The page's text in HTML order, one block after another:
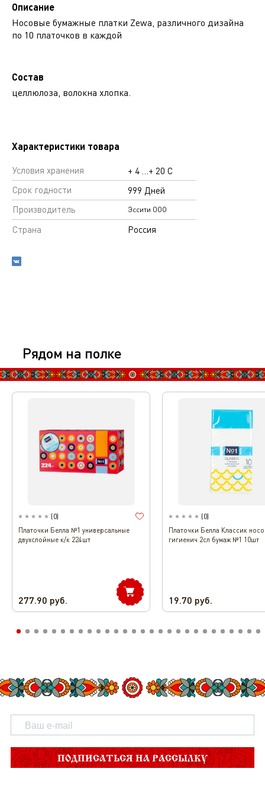
Описание
Носовые бумажные платки Zewa, различного дизайна
по 10 платочков в каждой
Состав
целлюлоза, волокна хлопка.
Характеристики товара
Условия хранения
+ 4 …+ 20 С
Срок годности
999 Дней
Производитель
Эссити ООО
Страна Россия
Рядом на полке
(0)
Платочки Белла №1 универсальные
двухслойные к/к 224шт
277.90 руб.
(0)
Платочки Белла Классик
гигиенич 2сл бумаж №1 10шт
19.70 руб.
ПОДПИСАТЬСЯ НА РАССЫЛКУ